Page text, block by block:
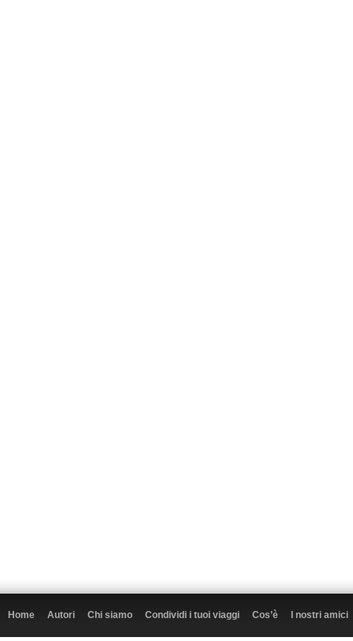
Home Autori Chi siamo Condividi i tuoi viaggi Cos’è I nostri amici